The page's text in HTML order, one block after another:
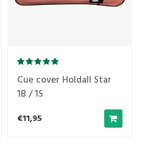
Cue cover Holdall Star
1B / 1S
€11,95